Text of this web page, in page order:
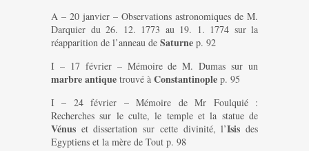
A – 20 janvier – Observations astronomiques de M.
Darquier du 26. 12. 1773 au 19. 1. 1774 sur la
réapparition de l’anneau de Saturne p. 92
I – 17 février – Mémoire de M. Dumas sur un
marbre antique trouvé à Constantinople p. 95
I – 24 février – Mémoire de Mr Foulquié :
Recherches sur le culte, le temple et la statue de
Vénus et dissertation sur cette divinité, l’Isis des
Egyptiens et la mère de Tout p. 98